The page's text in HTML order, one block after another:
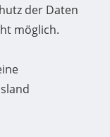
der Daten
möglich.